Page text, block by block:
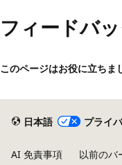
フィードバ
このページはお役に立ちま
日本語 プライ
AI 免責事項 以前のバ